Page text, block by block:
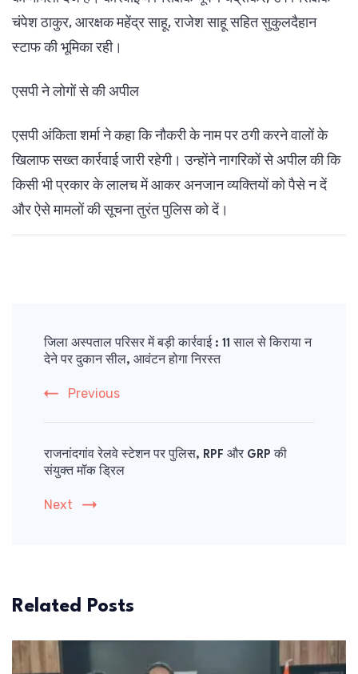
चंपेश ठाकुर, आरक्षक महेंद्र साहू, राजेश साहू सहित सुकुलदैहान
स्टाफ की भूमिका रही।
एसपी ने लोगों से की अपील
एसपी अंकिता शर्मा ने कहा कि नौकरी के नाम पर ठगी करने वालों के
खिलाफ सख्त कार्रवाई जारी रहेगी। उन्होंने नागरिकों से अपील की कि
किसी भी प्रकार के लालच में आकर अनजान व्यक्तियों को पैसे न दें
और ऐसे मामलों की सूचना तुरंत पुलिस को दें।
Navigation
जिला अस्पताल परिसर में बड़ी कार्रवाई : 11 साल से किराया न
देने पर दुकान सील, आवंटन होगा निरस्त
Previous
राजनांदगांव रेलवे स्टेशन पर पुलिस, RPF और GRP की
संयुक्त मॉक ड्रिल
Next
Related Posts